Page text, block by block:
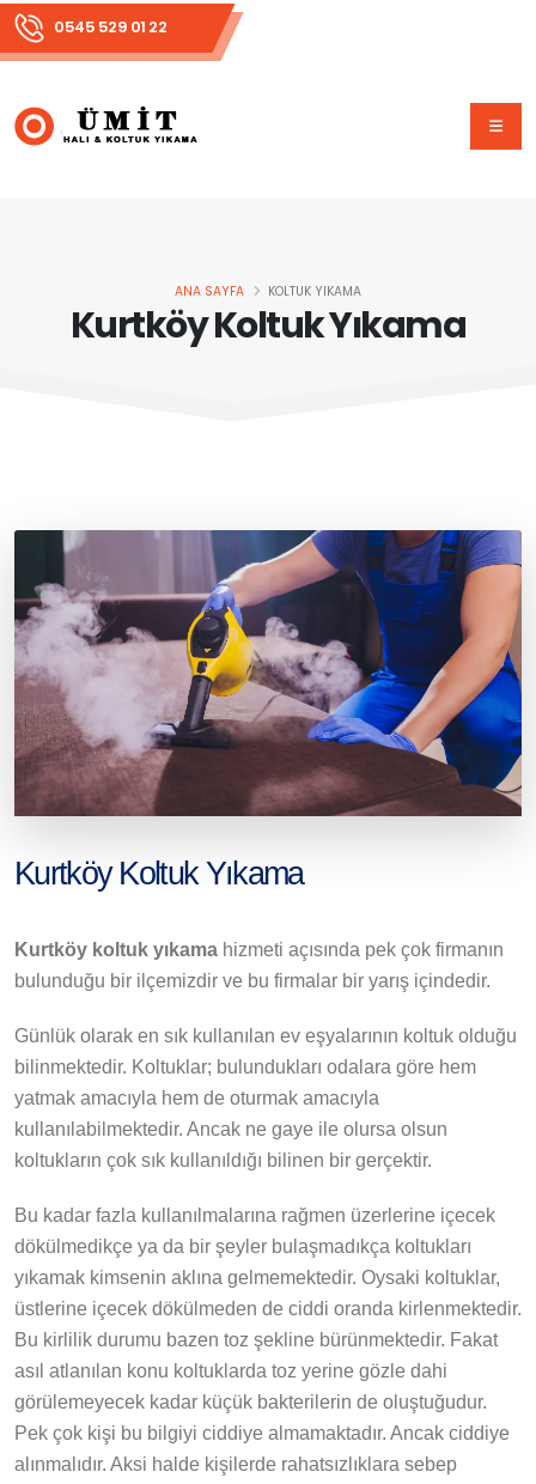
0545 529 01 22
Kurtköy Koltuk Yıkama
ANA SAYFA KOLTUK YIKAMA
Kurtköy Koltuk Yıkama
Kurtköy koltuk yıkama hizmeti açısında pek çok firmanın
bulunduğu bir ilçemizdir ve bu firmalar bir yarış içindedir.
Günlük olarak en sık kullanılan ev eşyalarının koltuk olduğu
bilinmektedir. Koltuklar; bulundukları odalara göre hem
yatmak amacıyla hem de oturmak amacıyla
kullanılabilmektedir. Ancak ne gaye ile olursa olsun
koltukların çok sık kullanıldığı bilinen bir gerçektir.
Bu kadar fazla kullanılmalarına rağmen üzerlerine içecek
dökülmedikçe ya da bir şeyler bulaşmadıkça koltukları
yıkamak kimsenin aklına gelmemektedir. Oysaki koltuklar,
üstlerine içecek dökülmeden de ciddi oranda kirlenmektedir.
Bu kirlilik durumu bazen toz şekline bürünmektedir. Fakat
asıl atlanılan konu koltuklarda toz yerine gözle dahi
görülemeyecek kadar küçük bakterilerin de oluştuğudur.
Pek çok kişi bu bilgiyi ciddiye almamaktadır. Ancak ciddiye
alınmalıdır. Aksi halde kişilerde rahatsızlıklara sebep